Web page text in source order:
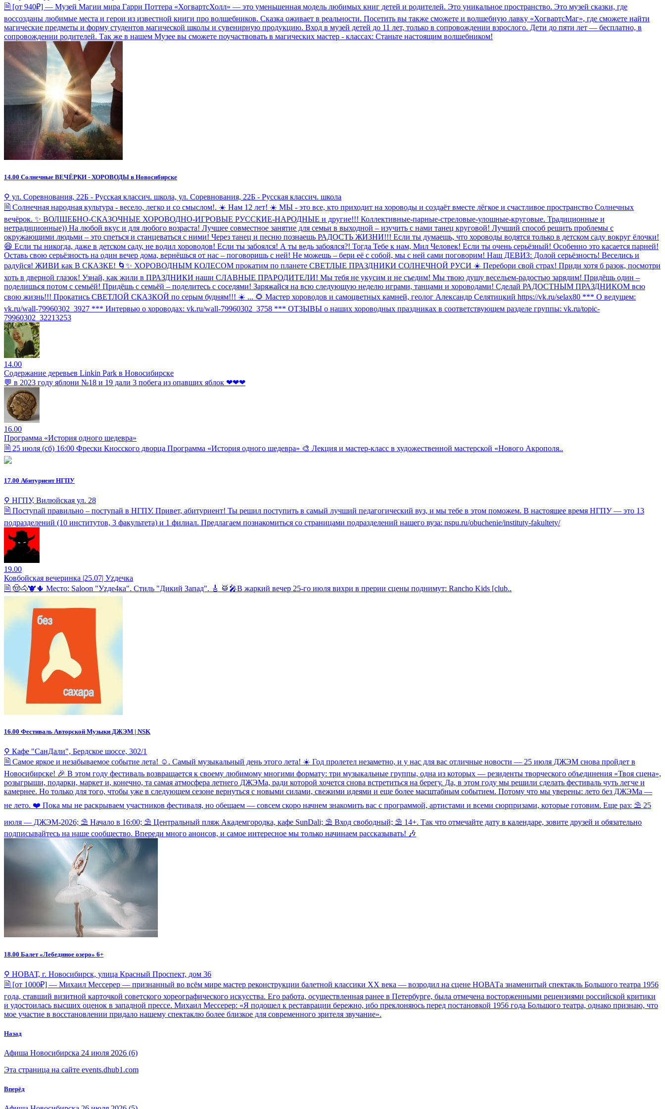
🗎 [от 940₽] — Музей Магии мира Гарри Поттера «ХогвартсХолл» — это уменьшенная модель любимых книг детей и родителей. Это уникальное пространство. Это музей сказки, где
воссозданы любимые места и герои из известной книги про волшебников. Сказка оживает в реальности. Посетить вы также сможете и волшебную лавку «ХогвартсМаг», где сможете найти
магические предметы и форму студентов магической школы и сувенирную продукцию. Вход в музей детей до 11 лет, только в сопровождении взрослого. Дети до пяти лет — бесплатно, в
сопровождении родителей. Так же в нашем Музее вы сможете поучаствовать в магических мастер - классах: Станьте настоящим волшебником!
14.00 Солнечные ВЕЧЁРКИ - ХОРОВОДЫ в Новосибирске
⚲ ул. Соревнования, 22Б - Русская классич. школа, ул. Соревнования, 22Б - Русская классич. школа
🗎 Солнечная народная культура - весело, легко и со смыслом!. ☀️ Нам 12 лет! ☀️ МЫ - это все, кто приходит на хороводы и создаёт вместе лёгкое и счастливое пространство Солнечных
вечёрок. ✨ ВОЛШЕБНО-СКАЗОЧНЫЕ ХОРОВОДНО-ИГРОВЫЕ РУССКИЕ-НАРОДНЫЕ и другие!!! Коллективные-парные-стреловые-улошные-круговые. Традиционные и
нетрадиционные)) На любой вкус и для любого возраста! Лучшее совместное занятие для семьи в выходной – изучить с нами танец круговой! Лучший способ решить проблемы с
окружающими людьми – это спеться и станцеваться с ними! Через танец и песню познаешь РАДОСТЬ ЖИЗНИ!!! Если ты думаешь, что хороводы водятся только в детском саду вокруг ёлочки!
😆 Если ты никогда, даже в детском саду, не водил хороводов! Если ты забоялся! А ты ведь забоялся?! Тогда Тебе к нам, Мил Человек! Если ты очень серьёзный! Особенно это касается парней!
Оставь свою серьёзность на один вечер дома, вернёшься от нас – поговоришь с ней! Не можешь – бери её с собой, мы с ней сами поговорим! Наш ДЕВИЗ: Долой серьёзность! Веселись и
радуйся! ЖИВИ как В СКАЗКЕ! 🌀✨ ХОРОВОДНЫМ КОЛЕСОМ прокатим по планете СВЕТЛЫЕ ПРАЗДНИКИ СОЛНЕЧНОЙ РУСИ ☀️ Перебори свой страх! Приди хотя б разок, посмотри
хоть в дверной глазок! Узнай, как жили в ПРАЗДНИКИ наши СЛАВНЫЕ ПРАРОДИТЕЛИ! Мы тебя не укусим и не съедим! Мы твою душу весельем-радостью зарядим! Придёшь один –
поделишься потом с семьёй! Придёшь с семьёй – поделитесь с соседями! Заряжайся на всю следующую неделю играми, танцами и хороводами! Сделай РАДОСТНЫМ ПРАЗДНИКОМ всю
свою жизнь!!! Прокатись СВЕТЛОЙ СКАЗКОЙ по серым будням!!! ☀️ ... 🌻 Мастер хороводов и самоцветных камней, геолог Александр Селятицкий https://vk.ru/selax80 *** О ведущем:
vk.ru/wall-79960302_3927 *** Интервью о хороводах: vk.ru/wall-79960302_3758 *** ОТЗЫВЫ о наших хороводных праздниках в соответствующем разделе группы: vk.ru/topic-
79960302_32213253
14.00
Содержание деревьев Linkin Park в Новосибирске
💬 в 2023 году яблони №18 и 19 дали 3 побега из опавших яблок ❤❤❤
16.00
Программа «История одного шедевра»
🗎 25 июля (сб) 16:00 Фрески Кносского дворца Программа «История одного шедевра» 🎨 Лекция и мастер-класс в художественной мастерской «Нового Акрополя..
17.00 Абитуриент НГПУ
⚲ НГПУ, Вилюйская ул. 28
🗎 Поступай правильно – поступай в НГПУ. Привет, абитуриент! Ты решил поступить в самый лучший педагогический вуз, и мы тебе в этом поможем. В настоящее время НГПУ — это 13
подразделений (10 институтов, 3 факультета) и 1 филиал. Предлагаем познакомиться со страницами подразделений нашего вуза: nspu.ru/obuchenie/instituty-fakultety/
19.00
Ковбойская вечеринка |25.07| Уzдечка
🗎 🤠🐴🐮🌵 Место: Saloon "Уzде4ка". Стиль "Дикий Запад". 🎸 🥁🎤В жаркий вечер 25-го июля вихри в прерии сцены поднимут: Rancho Kids [club..
16.00 Фестиваль Авторской Музыки ДЖЭМ | NSK
⚲ Кафе "СанДали", ​Бердское шоссе, 302/1
🗎 Самое яркое и незабываемое событие лета! ☺. Самый музыкальный день этого лета! ☀ Год пролетел незаметно, и у нас для вас отличные новости — 25 июля ДЖЭМ снова пройдет в
Новосибирске! 🎉 В этом году фестиваль возвращается к своему любимому многими формату: три музыкальные группы, одна из которых — резиденты творческого объединения «Твоя сцена»,
розыгрыши, подарки, маркет и, конечно, та самая атмосфера летнего ДЖЭМа, ради которой хочется снова встретиться на берегу. Да, в этом году мы решили сделать фестиваль чуть легче и
камернее. Но только для того, чтобы уже в следующем сезоне вернуться с новыми силами, свежими идеями и еще более масштабным событием. Потому что мы уверены: лето без ДЖЭМа —
не лето. ❤️ Пока мы не раскрываем участников фестиваля, но обещаем — совсем скоро начнем знакомить вас с программой, артистами и всеми сюрпризами, которые готовим. Еще раз: ⛱ 25
июля — ДЖЭМ-2026; ⛱ Начало в 16:00; ⛱ Центральный пляж Академгородка, кафе SunDali; ⛱ Вход свободный; ⛱ 14+. Так что отмечайте дату в календаре, зовите друзей и обязательно
подписывайтесь на наше сообщество. Впереди много анонсов, и самое интересное мы только начинаем рассказывать! 🎶
18.00 Балет «Лебединое озеро» 6+
⚲ НОВАТ, г. Новосибирск, улица Красный Проспект, дом 36
🗎 [от 1000₽] — Михаил Мессерер — признанный во всём мире мастер реконструкции балетной классики ХХ века — возродил на сцене НОВАТа знаменитый спектакль Большого театра 1956
года, ставший визитной карточкой советского хореографического искусства. Его работа, осуществленная ранее в Петербурге, была отмечена восторженными рецензиями российской критики
и удостоилась высших оценок в западной прессе. Михаил Мессерер: «Я подошел к реставрации бережно, ибо преклоняюсь перед постановкой 1956 года Большого театра, однако признаю, что
мое участие в восстановлении придало нашему спектаклю более близкое для современного зрителя звучание».
Назад
Афиша Новосибирска 24 июля 2026 (6)
Эта страница на сайте events.dhub1.com
Вперёд